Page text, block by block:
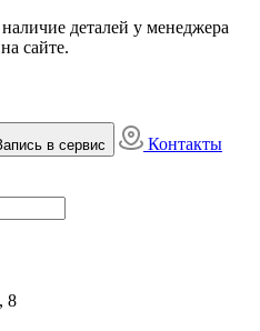
деталей у менеджера
сайте.
в сервис
Контакты
8